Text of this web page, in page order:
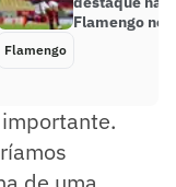
Flamengo no
Flamengo